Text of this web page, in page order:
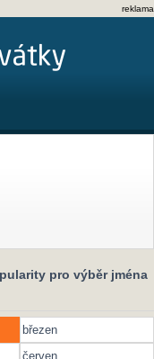
reklama
pro výběr jména
březen
červen